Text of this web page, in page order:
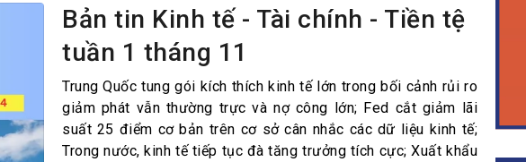
Bản tin Kinh tế - Tài chính - Tiền tệ
tuần 1 tháng 11
Trung Quốc tung gói kích thích kinh tế lớn trong bối cảnh rủi ro
giảm phát vẫn thường trực và nợ công lớn; Fed cắt giảm lãi
suất 25 điểm cơ bản trên cơ sở cân nhắc các dữ liệu kinh tế;
Trong nước, kinh tế tiếp tục đà tăng trưởng tích cực; Xuất khẩu